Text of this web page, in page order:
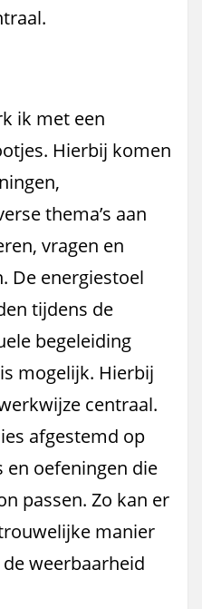
ik met een
Hierbij komen
thema’s aan
vragen en
De energiestoel
tijdens de
begeleiding
mogelijk. Hierbij
centraal.
afgestemd op
oefeningen die
passen. Zo kan er
manier
weerbaarheid